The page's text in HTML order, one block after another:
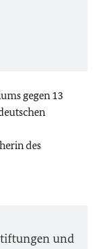
gegen 13
des
und